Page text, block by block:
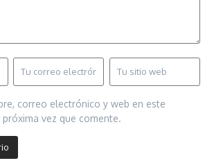
correo electrónico y web en este
vez que comente.